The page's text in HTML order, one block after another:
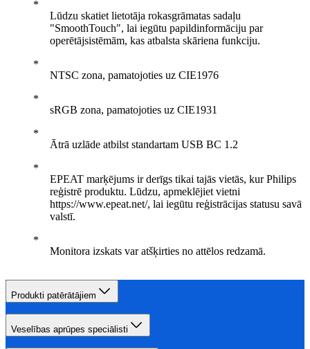
Lūdzu skatiet lietotāja rokasgrāmatas sadaļu
"SmoothTouch", lai iegūtu papildinformāciju par
operētājsistēmām, kas atbalsta skāriena funkciju.
NTSC zona, pamatojoties uz CIE1976
sRGB zona, pamatojoties uz CIE1931
Ātrā uzlāde atbilst standartam USB BC 1.2
EPEAT marķējums ir derīgs tikai tajās vietās, kur Philips
reģistrē produktu. Lūdzu, apmeklējiet vietni
https://www.epeat.net/, lai iegūtu reģistrācijas statusu savā
valstī.
Monitora izskats var atšķirties no attēlos redzamā.
Produkti patērātājiem
Veselības aprūpes speciālisti